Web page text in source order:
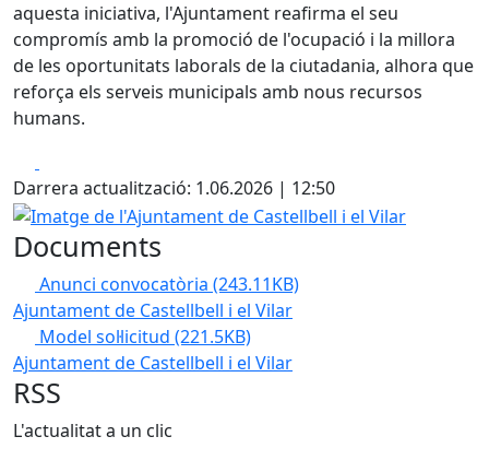
aquesta iniciativa, l'Ajuntament reafirma el seu
compromís amb la promoció de l'ocupació i la millora
de les oportunitats laborals de la ciutadania, alhora que
reforça els serveis municipals amb nous recursos
humans.
Darrera actualització: 1.06.2026 | 12:50
Imatge de l'Ajuntament de Castellbell i el Vilar
Documents
Anunci convocatòria (243.11KB)
Ajuntament de Castellbell i el Vilar
Model sol·licitud (221.5KB)
Ajuntament de Castellbell i el Vilar
RSS
L'actualitat a un clic